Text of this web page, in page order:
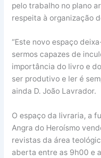
pelo trabalho no plano
respeita à organização
“Este novo espaço
sermos capazes de
importância do livro e
ser produtivo e ler é
ainda D. João Lavrador.
O espaço da livraria, a
Angra do Heroísmo
revistas da área
aberta entre as 9h00 e